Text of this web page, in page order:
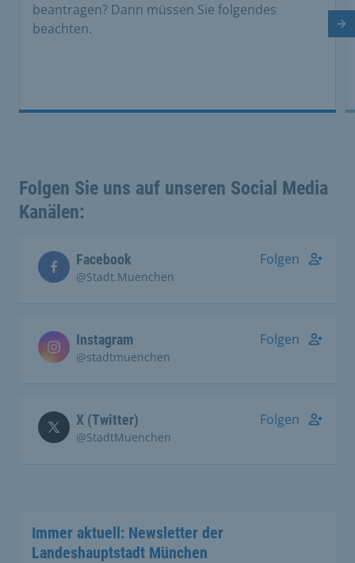
beantragen? Dann müssen Sie folgendes
beachten.
Folgen Sie uns auf unseren Social Media
Kanälen:
Facebook
@Stadt.Muenchen
Folgen
Instagram
@stadtmuenchen
Folgen
X (Twitter)
@StadtMuenchen
Folgen
Immer aktuell: Newsletter der
Landeshauptstadt München